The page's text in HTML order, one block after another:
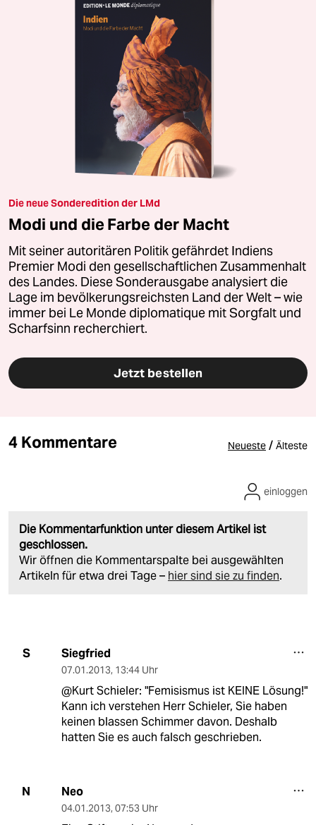
Die neue Sonderedition der LMd
Modi und die Farbe der Macht
Mit seiner autoritären Politik gefährdet Indiens
Premier Modi den gesellschaftlichen Zusammenhalt
des Landes. Diese Sonderausgabe analysiert die
Lage im bevölkerungsreichsten Land der Welt – wie
immer bei Le Monde diplomatique mit Sorgfalt und
Scharfsinn recherchiert.
Jetzt bestellen
4 Kommentare Neueste / Älteste
Die Kommentarfunktion unter diesem Artikel ist
geschlossen.
Wir öffnen die Kommentarspalte bei ausgewählten
Artikeln für etwa drei Tage – hier sind sie zu finden.
einloggen
S Siegfried
07.01.2013, 13:44 Uhr
@Kurt Schieler: "Femisismus ist KEINE Lösung!"
Kann ich verstehen Herr Schieler, Sie haben
keinen blassen Schimmer davon. Deshalb
hatten Sie es auch falsch geschrieben.
N Neo
04.01.2013, 07:53 Uhr